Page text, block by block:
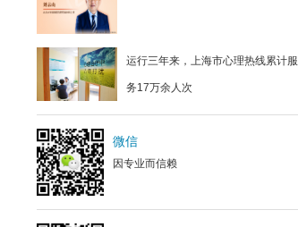
运行三年来，上海市心理热线累计服
务17万余人次
微信
因专业而信赖